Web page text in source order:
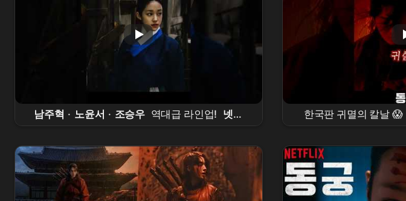
남주혁 · 노윤서 · 조승우 역대급 라인업! 넷플
릭스
오컬트 사극 ' 동궁 ' 내달 17일 공개 # 동
한국판 귀멸의 칼날 😱
“ 동궁 ” 떴다!! # 동